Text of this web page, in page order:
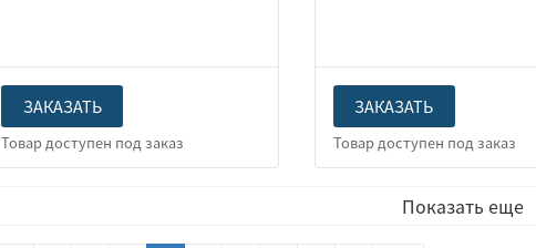
ЗАКАЗАТЬ ЗАКАЗАТЬ
Показать еще